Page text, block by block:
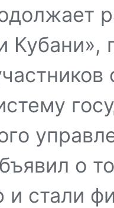
Кубани»,
о
стали